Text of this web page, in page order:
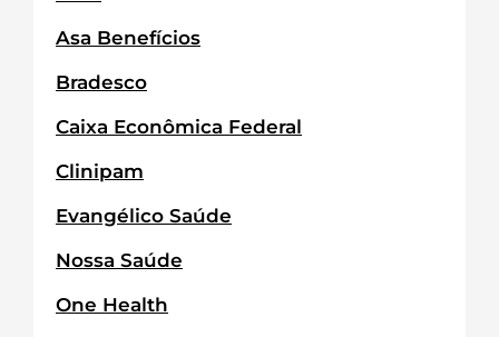
Asa Benefícios
Bradesco
Caixa Econômica Federal
Clinipam
Evangélico Saúde
Nossa Saúde
One Health